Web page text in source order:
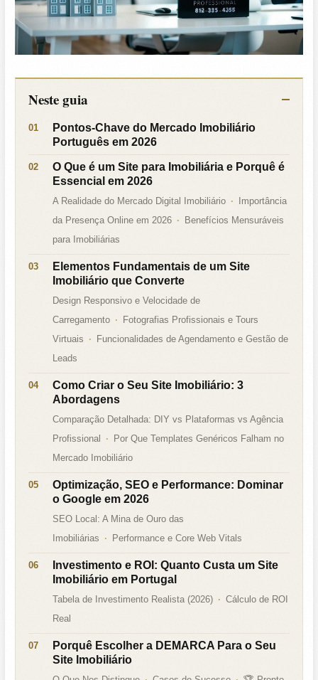
Neste guia
Pontos-Chave do Mercado Imobiliário
Português em 2026
O Que é um Site para Imobiliária e Porquê é
Essencial em 2026
A Realidade do Mercado Digital Imobiliário
Importância
da Presença Online em 2026
Benefícios Mensuráveis
para Imobiliárias
Elementos Fundamentais de um Site
Imobiliário que Converte
Design Responsivo e Velocidade de
Carregamento
Fotografias Profissionais e Tours
Virtuais
Funcionalidades de Agendamento e Gestão de
Leads
Como Criar o Seu Site Imobiliário: 3
Abordagens
Comparação Detalhada: DIY vs Plataformas vs Agência
Profissional
Por Que Templates Genéricos Falham no
Mercado Imobiliário
Optimização, SEO e Performance: Dominar
o Google em 2026
SEO Local: A Mina de Ouro das
Imobiliárias
Performance e Core Web Vitals
Investimento e ROI: Quanto Custa um Site
Imobiliário em Portugal
Tabela de Investimento Realista (2026)
Cálculo de ROI
Real
Porquê Escolher a DEMARCA Para o Seu
Site Imobiliário